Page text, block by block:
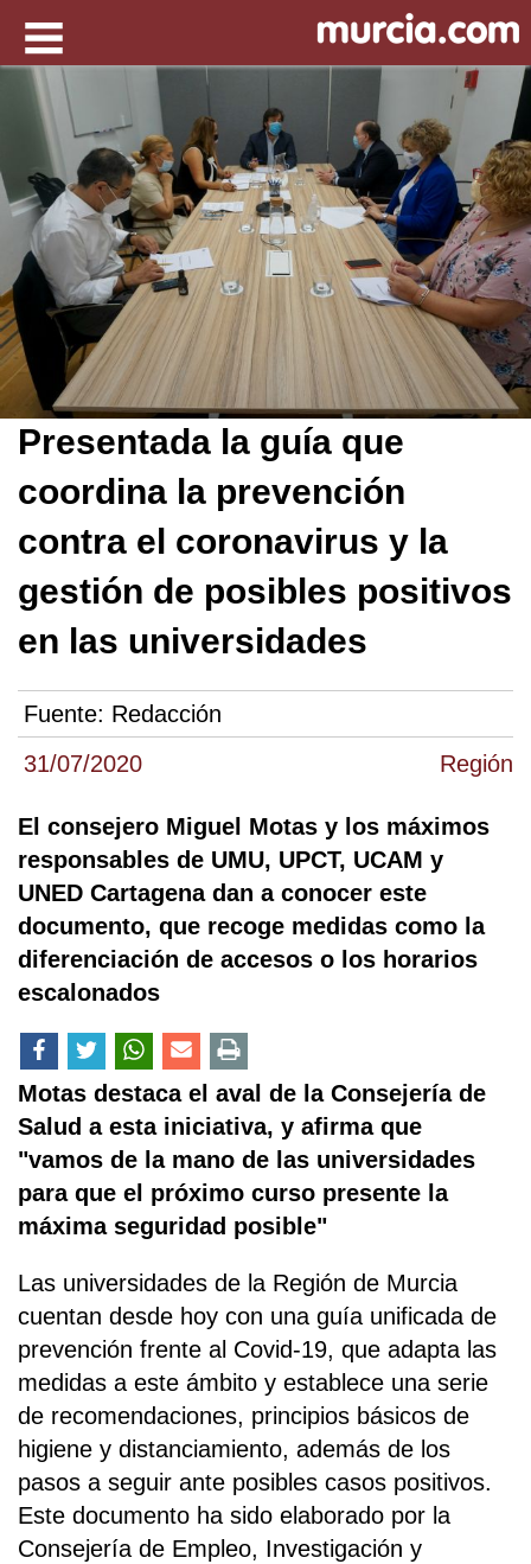
31/07/2020 Región
Presentada la guía que
coordina la prevención
contra el coronavirus y la
gestión de posibles positivos
en las universidades
Fuente: Redacción
El consejero Miguel Motas y los máximos
responsables de UMU, UPCT, UCAM y
UNED Cartagena dan a conocer este
documento, que recoge medidas como la
diferenciación de accesos o los horarios
escalonados
Motas destaca el aval de la Consejería de
Salud a esta iniciativa, y afirma que
"vamos de la mano de las universidades
para que el próximo curso presente la
máxima seguridad posible"
Las universidades de la Región de Murcia
cuentan desde hoy con una guía unificada de
prevención frente al Covid-19, que adapta las
medidas a este ámbito y establece una serie
de recomendaciones, principios básicos de
higiene y distanciamiento, además de los
pasos a seguir ante posibles casos positivos.
Este documento ha sido elaborado por la
Consejería de Empleo, Investigación y